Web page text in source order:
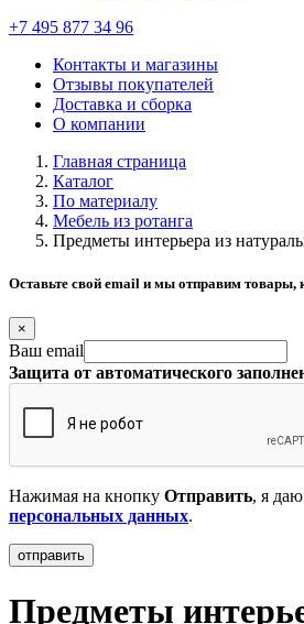
+7 495 877 34 96
Контакты и магазины
Отзывы покупателей
Доставка и сборка
О компании
Главная страница
Каталог
По материалу
Мебель из ротанга
Предметы интерьера из
Оставьте свой email и мы отправим товары,
×
Ваш email
Защита от автоматического
Нажимая на кнопку Отправить, я
персональных данных.
Предметы